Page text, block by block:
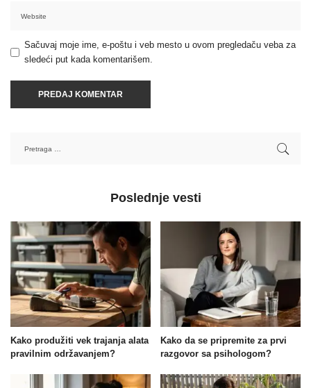
Sačuvaj moje ime, e-poštu i veb mesto u ovom pregledaču veba za
sledeći put kada komentarišem.
Poslednje vesti
Kako produžiti vek trajanja alata
pravilnim održavanjem?
Kako da se pripremite za prvi
razgovor sa psihologom?